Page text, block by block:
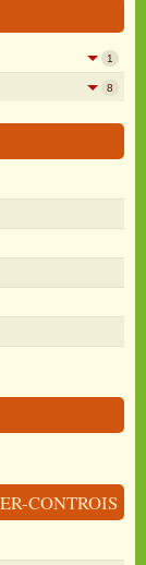
1
8
CONTROIS